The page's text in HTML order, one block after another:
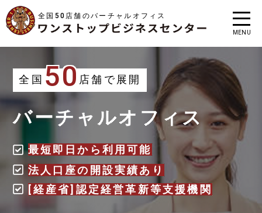
全国50店舗のバーチャルオフィス
MENU
全国 50店舗で展開
バーチャルオフィス
最短即日から利用可能
法人口座の開設実績あり
[経産省]認定経営革新等支援機関